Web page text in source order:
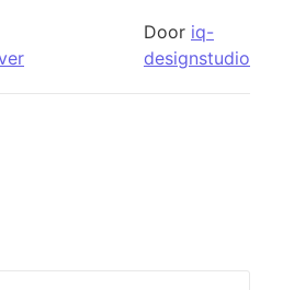
Door iq-
designstudio